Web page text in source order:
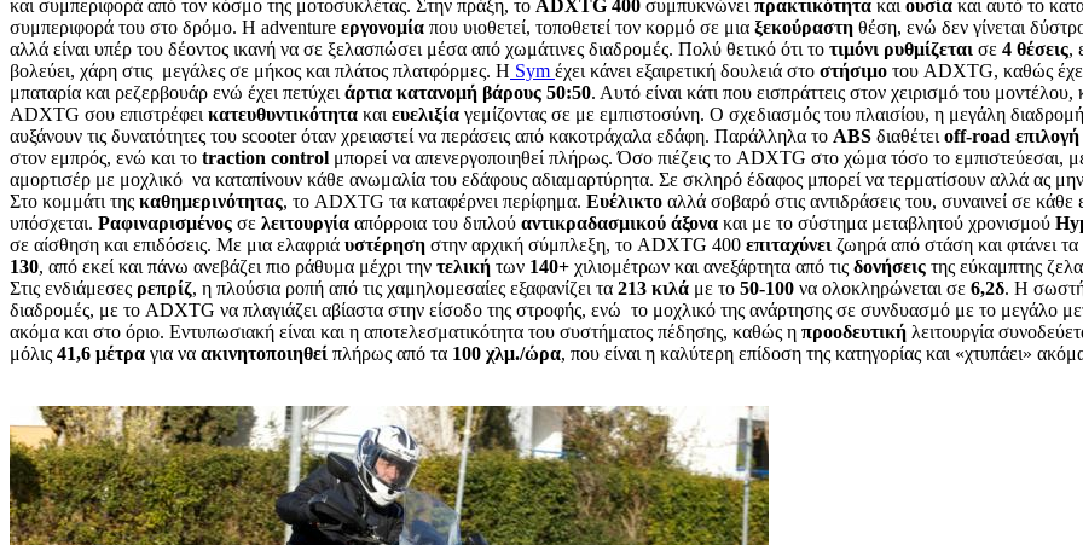
και συμπεριφορά από τον κόσμο της μοτοσυκλέτας. Στην πράξη, το ADXTG 400 συμπυκνώνειπρακτικότητα καιουσία και αυτό το
συμπεριφορά του στο δρόμο. Η adventure εργονομία που υιοθετεί, τοποθετεί τον κορμό σε μια ξεκούραστη θέση, ενώ δεν γίνεται
αλλά είναι υπέρ του δέοντος ικανή να σε ξελασπώσει μέσα από χωμάτινες διαδρομές. Πολύ θετικό ότι το τιμόνι ρυθμίζεται σε 4 θέσεις,
βολεύει, χάρη στις μεγάλες σε μήκος και πλάτος πλατφόρμες. Η Sym έχει κάνει εξαιρετική δουλειά στο στήσιμο του ADXTG, καθώς
μπαταρία και ρεζερβουάρ ενώ έχει πετύχειάρτια κατανομή βάρους 50:50. Αυτό είναι κάτι που εισπράττεις στον χειρισμό του
ADXTG σου επιστρέφεικατευθυντικότητα καιευελιξία γεμίζοντας σε με εμπιστοσύνη. Ο σχεδιασμός του πλαισίου, η μεγάλη
αυξάνουν τις δυνατότητες του scooter όταν χρειαστεί να περάσεις από κακοτράχαλα εδάφη. Παράλληλα το ABS διαθέτειoff-road επιλογή
στον εμπρός, ενώ και το traction control μπορεί να απενεργοποιηθεί πλήρως. Όσο πιέζεις το ADXTG στο χώμα τόσο το εμπιστεύεσαι,
αμορτισέρ με μοχλικό να καταπίνουν κάθε ανωμαλία του εδάφους αδιαμαρτύρητα. Σε σκληρό έδαφος μπορεί να τερματίσουν αλλά ας
Στο κομμάτι της καθημερινότητας, το ADXTG τα καταφέρνει περίφημα. Ευέλικτο αλλά σοβαρό στις αντιδράσεις του, συναινεί σε
υπόσχεται. Ραφιναρισμένος σε λειτουργία απόρροια του διπλού αντικραδασμικού άξονα και με το σύστημα μεταβλητού χρονισμού
σε αίσθηση και επιδόσεις. Με μια ελαφριά υστέρηση στην αρχική σύμπλεξη, το ADXTG 400 επιταχύνει ζωηρά από στάση και φτάνει
130, από εκεί και πάνω ανεβάζει πιο ράθυμα μέχρι την τελική των 140+ χιλιομέτρων και ανεξάρτητα από τις δονήσεις της εύκαμπτης
Στις ενδιάμεσες ρεπρίζ, η πλούσια ροπή από τις χαμηλομεσαίες εξαφανίζει τα 213 κιλά με το 50-100 να ολοκληρώνεται σε 6,2δ. Η σωστή
διαδρομές, με το ADXTG να πλαγιάζει αβίαστα στην είσοδο της στροφής, ενώ το μοχλικό της ανάρτησης σε συνδυασμό με το μεγάλο
ακόμα και στο όριο. Εντυπωσιακή είναι και η αποτελεσματικότητα του συστήματος πέδησης, καθώς η προοδευτική λειτουργία
μόλις 41,6 μέτρα για να ακινητοποιηθεί πλήρως από τα 100 χλμ./ώρα, που είναι η καλύτερη επίδοση της κατηγορίας και «χτυπάει»